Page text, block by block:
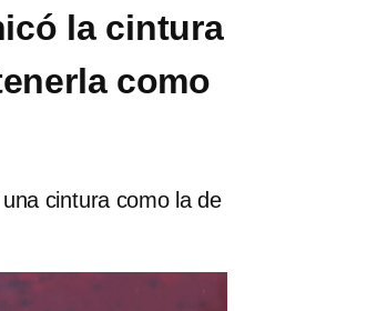
la cintura
como
cintura como la de